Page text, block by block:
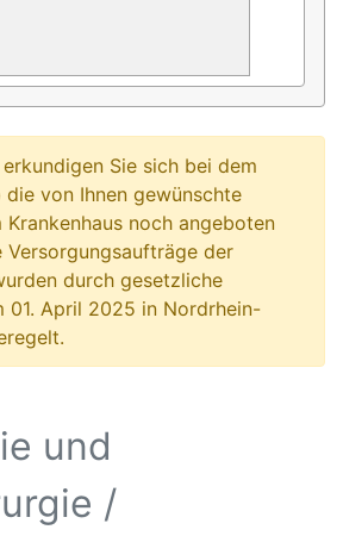
Sie sich bei dem
die von Ihnen gewünschte
Krankenhaus noch angeboten
Versorgungsaufträge der
durch gesetzliche
01. April 2025 in Nordrhein-
und
/